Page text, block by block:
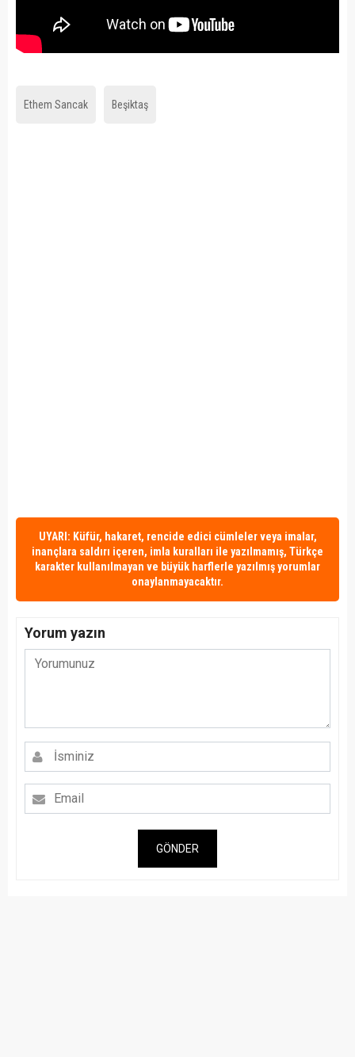
Ethem Sancak Beşiktaş
UYARI: Küfür, hakaret, rencide edici cümleler veya imalar,
inançlara saldırı içeren, imla kuralları ile yazılmamış, Türkçe
karakter kullanılmayan ve büyük harflerle yazılmış yorumlar
onaylanmayacaktır.
Yorum yazın
GÖNDER